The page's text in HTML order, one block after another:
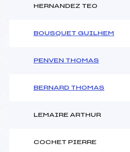
HERNANDEZ TEO
BOUSQUET GUILHEM
PENVEN THOMAS
BERNARD THOMAS
LEMAIRE ARTHUR
COCHET PIERRE